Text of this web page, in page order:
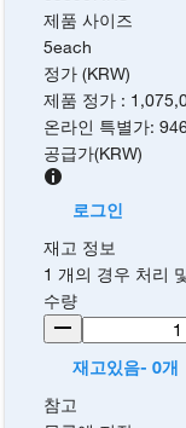
제품 사이즈
5each
정가 (KRW)
제품 정가 :
온라인 특별가:
공급가(KRW)
로그인
재고 정보
1 개의 경우 처리
수량
재고있음- 0개
참고